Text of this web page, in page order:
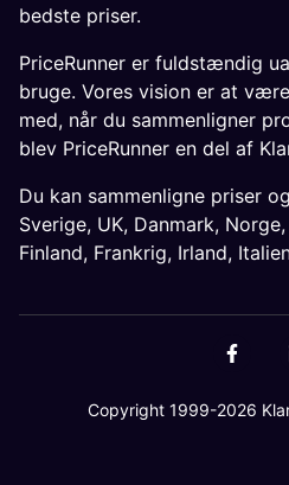
bedste priser.
PriceRunner er fuldstændig
bruge. Vores vision er at
med, når du sammenligner
blev PriceRunner en del af
Du kan sammenligne priser
Sverige, UK, Danmark, Norge,
Finland, Frankrig, Irland,
Copyright 1999-2026